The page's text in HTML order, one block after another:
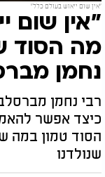
"אין שום ייאוש בעולם כלל"
"אין שום
מה הסוד
נחמן
רבי נחמן
כיצד אפשר
הסוד טמון במה
שנולדנו